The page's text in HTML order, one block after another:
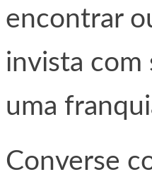
encontrar
invista com
uma
Converse